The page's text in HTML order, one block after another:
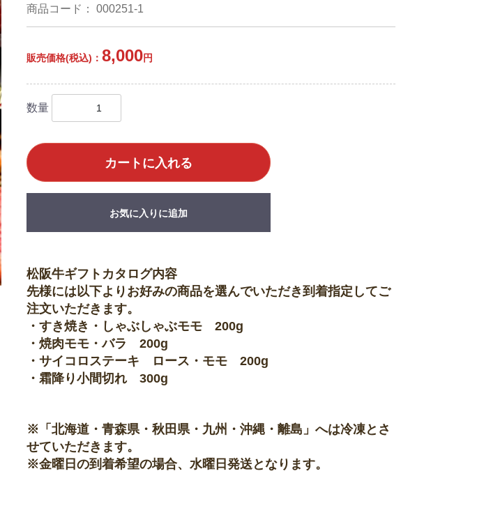
商品コード： 000251-1
販売価格(税込)： 8,000円
数量
カートに入れる
お気に入りに追加
松阪牛ギフトカタログ内容
先様には以下よりお好みの商品を選んでいただき到着指定してご
注文いただきます。
・すき焼き・しゃぶしゃぶモモ 200g
・焼肉モモ・バラ 200g
・サイコロステーキ ロース・モモ 200g
・霜降り小間切れ 300g
※「北海道・青森県・秋田県・九州・沖縄・離島」へは冷凍とさ
せていただきます。
※金曜日の到着希望の場合、水曜日発送となります。